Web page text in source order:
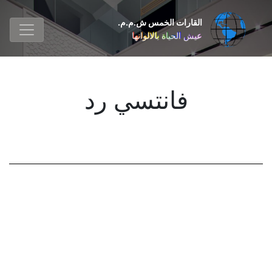
القارات الخمس ش.م.م.
عيش الحياة بالالوانها
فانتسي رد